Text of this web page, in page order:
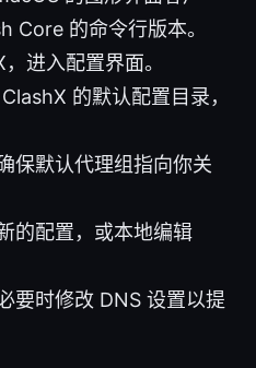
Core 的命令行版本。
进入配置界面。
的默认配置目录，
保默认代理组指向你关
的配置，或本地编辑
要时修改 DNS 设置以提